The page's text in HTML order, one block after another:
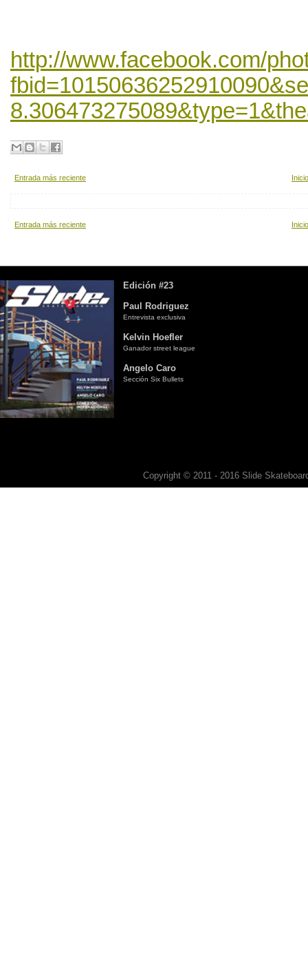
http://www.facebook.com/
Entrada más reciente Inicio
Entrada más reciente Inicio
Edición #23
Paul Rodriguez
Entrevista exclusiva
Kelvin Hoefler
Ganador street league
Angelo Caro
Sección Six Bullets
Copyright © 2011 - 2016 Slide